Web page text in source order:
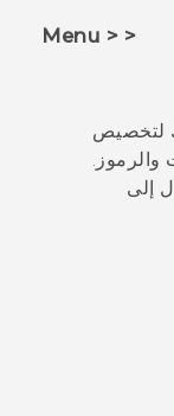
< < Menu
لتخصيص
والرموز.
إلى